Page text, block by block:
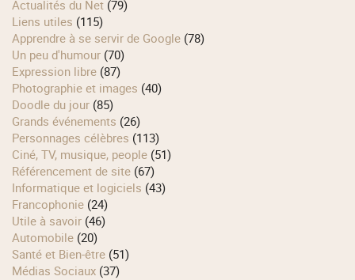
Actualités du Net (79)
Liens utiles (115)
Apprendre à se servir de Google (78)
Un peu d'humour (70)
Expression libre (87)
Photographie et images (40)
Doodle du jour (85)
Grands événements (26)
Personnages célèbres (113)
Ciné, TV, musique, people (51)
Référencement de site (67)
Informatique et logiciels (43)
Francophonie (24)
Utile à savoir (46)
Automobile (20)
Santé et Bien-être (51)
Médias Sociaux (37)